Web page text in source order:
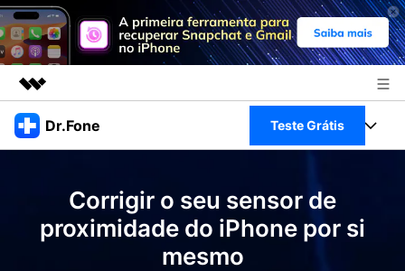
Produtos em destaque
Visão geral
Soluções
Sobre nós
Dr.Fone Teste Grátis
Veja Toolkit Completo >
Productos
Corrigir o seu sensor de
proximidade do iPhone por si
mesmo